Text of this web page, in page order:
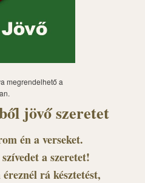
megrendelhető a
jövő szeretet
én a verseket.
a szeretet!
rá késztetést,